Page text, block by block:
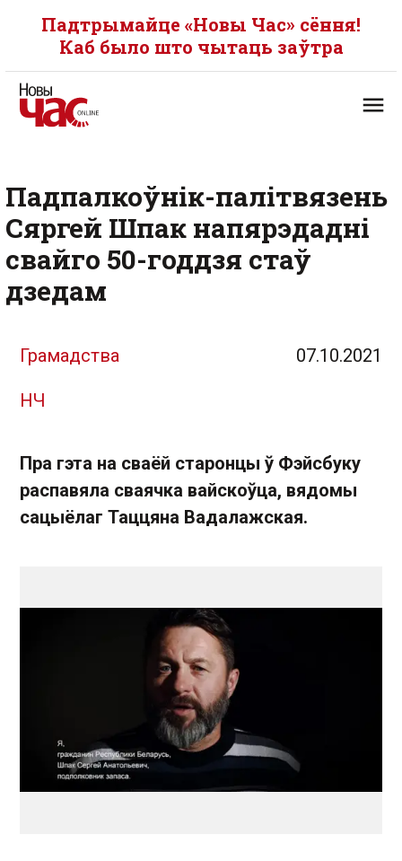
Падтрымайце «Новы Час» сёння!
Каб было што чытаць заўтра
Падпалкоўнік-палітвязень
Сяргей Шпак напярэдадні
свайго 50-годдзя стаў
дзедам
Грамадства 07.10.2021
НЧ
Пра гэта на сваёй старонцы ў Фэйсбуку
распавяла сваячка вайскоўца, вядомы
сацыёлаг Таццяна Вадалажская.